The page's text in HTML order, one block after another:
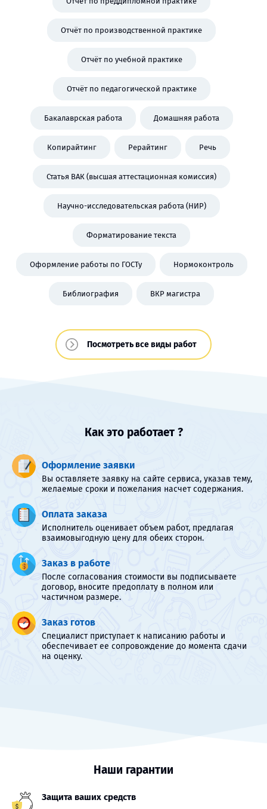
Отчёт по производственной практике
Отчёт по учебной практике
Отчёт по педагогической практике
Бакалаврская работа Домашняя работа
Копирайтинг Рерайтинг Речь
Статья ВАК (высшая аттестационная комиссия)
Научно-исследовательская работа (НИР)
Форматирование текста
Оформление работы по ГОСТу Нормоконтроль
Библиография ВКР магистра
Посмотреть все виды работ
Как это работает ?
Оформление заявки
Вы оставляете заявку на сайте сервиса, указав тему,
желаемые сроки и пожелания насчет содержания.
Оплата заказа
Исполнитель оценивает объем работ, предлагая
взаимовыгодную цену для обеих сторон.
Заказ в работе
После согласования стоимости вы подписываете
договор, вносите предоплату в полном или
частичном размере.
Заказ готов
Специалист приступает к написанию работы и
обеспечивает ее сопровождение до момента сдачи
на оценку.
Наши гарантии
Защита ваших средств